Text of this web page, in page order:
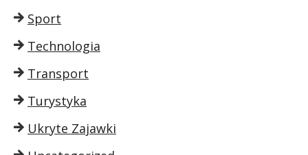
Sport
Technologia
Transport
Turystyka
Ukryte Zajawki